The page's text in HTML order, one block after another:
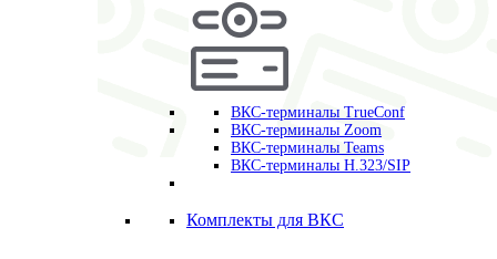
ВКС-терминалы TrueConf
ВКС-терминалы Zoom
ВКС-терминалы Teams
ВКС-терминалы H.323/SIP
Комплекты для ВКС